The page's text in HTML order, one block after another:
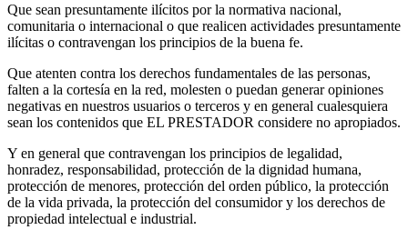
Que sean presuntamente ilícitos por la normativa nacional,
comunitaria o internacional o que realicen actividades presuntamente
ilícitas o contravengan los principios de la buena fe.
Que atenten contra los derechos fundamentales de las personas,
falten a la cortesía en la red, molesten o puedan generar opiniones
negativas en nuestros usuarios o terceros y en general cualesquiera
sean los contenidos que EL PRESTADOR considere no apropiados.
Y en general que contravengan los principios de legalidad,
honradez, responsabilidad, protección de la dignidad humana,
protección de menores, protección del orden público, la protección
de la vida privada, la protección del consumidor y los derechos de
propiedad intelectual e industrial.